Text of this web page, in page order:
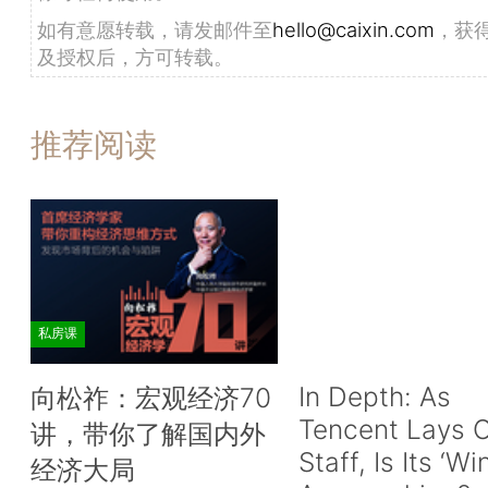
如有意愿转载，请发邮件至hello@caixin.com ，获
及授权后，方可转载。
推荐阅读
私房课
向松祚：宏观经济70
讲，带你了解国内外
经济大局
In Depth: As
Tencent Lays
Staff, Is Its